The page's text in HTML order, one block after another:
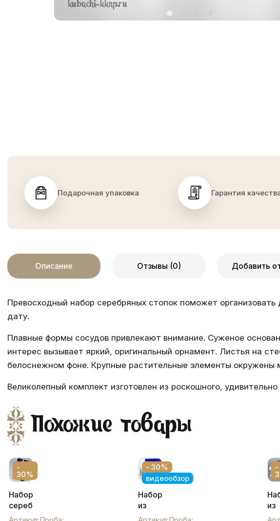
Подарочная упаковка Гарантия
Описание Отзывы (0) Добавить
Превосходный набор серебряных стопок поможет
дату.
Плавные формы сосудов привлекают внимание. Суженое
интерес вызывает яркий, оригинальный орнамент. Листья на
белоснежном фоне. Крупные растительные элементы
Великолепный комплект изготовлен из роскошного,
Похожие товары
-
30%
Набор
серебряных
рюмок
- 30%
видеообзор
Набор
из
шести
-
из